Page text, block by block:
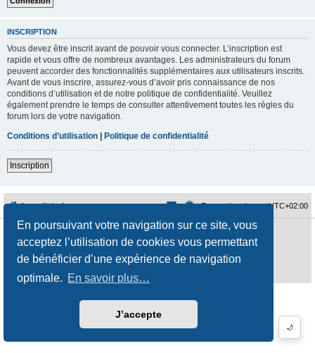
En poursuivant votre navigation sur ce site, vous
acceptez l’utilisation de cookies vous permettant
de bénéficier d’une expérience de navigation
optimale. En savoir plus…
J’accepte
🌙
INSCRIPTION
Vous devez être inscrit avant de pouvoir vous connecter. L’inscription est
rapide et vous offre de nombreux avantages. Les administrateurs du forum
peuvent accorder des fonctionnalités supplémentaires aux utilisateurs inscrits.
Avant de vous inscrire, assurez-vous d’avoir pris connaissance de nos
conditions d’utilisation et de notre politique de confidentialité. Veuillez
également prendre le temps de consulter attentivement toutes les règles du
forum lors de votre navigation.
Conditions d’utilisation | Politique de confidentialité
Inscription
Accueil du forum Fuseau horaire surUTC+02:00
Développé par phpBB ® Forum Software © phpBB Limited
Traduction française officielle©Qiaeru
Stylejeremiemeunierpar ©Fred Rimbert